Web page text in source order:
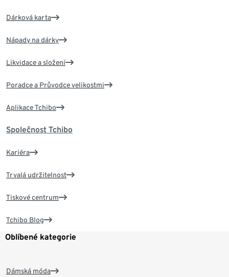
Dárková karta
Nápady na dárky
Likvidace a složení
Poradce a Průvodce velikostmi
Aplikace Tchibo
Společnost Tchibo
Kariéra
Trvalá udržitelnost
Tiskové centrum
Tchibo Blog
Oblíbené kategorie
Dámská móda